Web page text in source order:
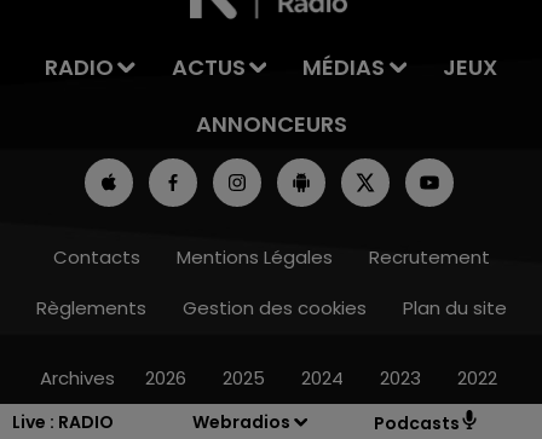
Live : RADIO
Webradios Podcasts
RADIO ACTUS MÉDIAS
JEUX
ANNONCEURS
Contacts Mentions Légales
Recrutement
Règlements
Gestion des cookies Plan du site
Archives 2026 2025 2024 2023 2022